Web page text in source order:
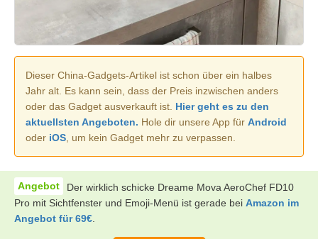
Dieser China-Gadgets-Artikel ist schon über ein halbes
Jahr alt. Es kann sein, dass der Preis inzwischen anders
oder das Gadget ausverkauft ist. Hier geht es zu den
aktuellsten Angeboten. Hole dir unsere App für Android
oder iOS , um kein Gadget mehr zu verpassen.
Der wirklich schicke Dreame Mova AeroChef FD10
Pro mit Sichtfenster und Emoji-Menü ist gerade bei Amazon im
Angebot für 69€